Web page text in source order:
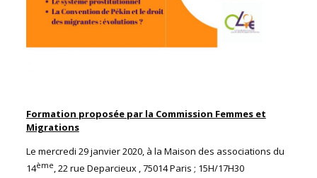
Formation proposée par la Commission Femmes et
Migrations
Le mercredi 29 janvier 2020, à la Maison des associations du
14ème, 22 rue Deparcieux , 75014 Paris ; 15H/17H30